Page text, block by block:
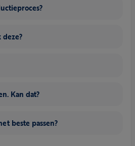
deze?
Kan dat?
beste passen?